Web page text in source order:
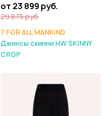
от 23 899 руб.
29 875 руб.
7 FOR ALL MANKIND
Джинсы скинни HW SKINNY
CROP